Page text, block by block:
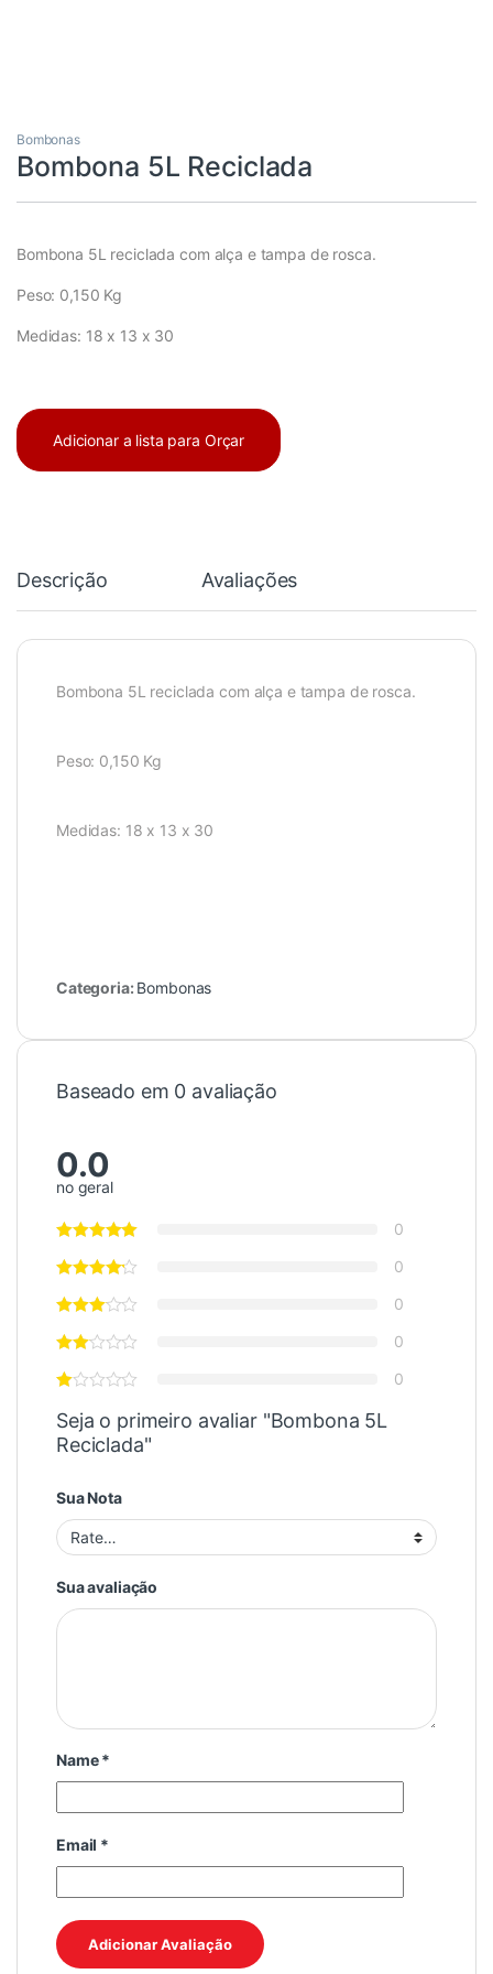
Bombonas
Bombona 5L Reciclada
Bombona 5L reciclada com alça e tampa de rosca.
Peso: 0,150 Kg
Medidas: 18 x 13 x 30
Adicionar a lista para Orçar
Descrição Avaliações
Bombona 5L reciclada com alça e tampa de rosca.
Peso: 0,150 Kg
Medidas: 18 x 13 x 30
Categoria: Bombonas
Baseado em 0 avaliação
0.0
no geral
0
0
0
0
0
Seja o primeiro avaliar "Bombona 5L
Reciclada"
Sua Nota
Sua avaliação
Name*
Email *